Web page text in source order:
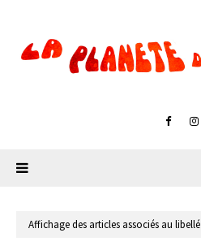
Affichage des articles associés au libellé